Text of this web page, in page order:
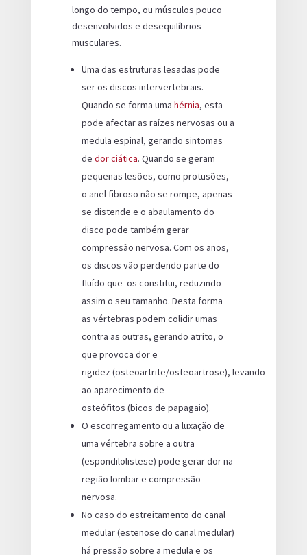
longo do tempo, ou músculos pouco
desenvolvidos e desequilíbrios
musculares.
Uma das estruturas lesadas pode
ser os discos intervertebrais.
Quando se forma uma hérnia, esta
pode afectar as raízes nervosas ou a
medula espinal, gerando sintomas
de dor ciática. Quando se geram
pequenas lesões, como protusões,
o anel fibroso não se rompe, apenas
se distende e o abaulamento do
disco pode também gerar
compressão nervosa. Com os anos,
os discos vão perdendo parte do
fluído que os constitui, reduzindo
assim o seu tamanho. Desta forma
as vértebras podem colidir umas
contra as outras, gerando atrito, o
que provoca dor e
rigidez (osteoartrite/osteoartrose), levando
ao aparecimento de
osteófitos (bicos de papagaio).
O escorregamento ou a luxação de
uma vértebra sobre a outra
(espondilolistese) pode gerar dor na
região lombar e compressão
nervosa.
No caso do estreitamento do canal
medular (estenose do canal medular)
há pressão sobre a medula e os